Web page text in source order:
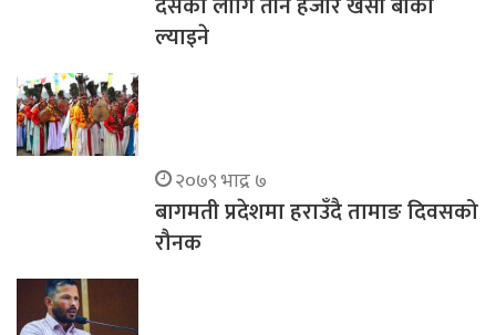
ल्याइने
२०७९ भाद्र ७
बागमती प्रदेशमा हराउँदै तामाङ दिवसको
रौनक